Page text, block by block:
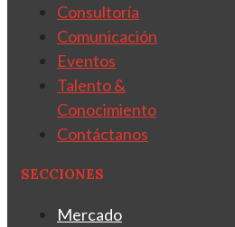
Consultoría
Comunicación
Eventos
Talento &
Conocimiento
Contáctanos
SECCIONES
Mercado